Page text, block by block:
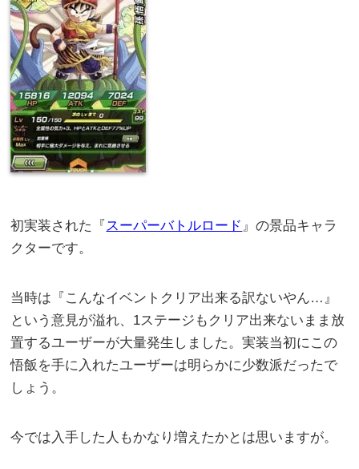
初実装された『 スーパーバトルロード 』の景品キャラ
クターです。
当時は『こんなイベントクリア出来る訳ないやん…』
という意見が溢れ、1ステージもクリア出来ないまま放
置するユーザーが大量発生しました。実装当初にこの
悟飯を手に入れたユーザーは明らかに少数派だったで
しょう。
今では入手した人もかなり増えたかとは思いますが。